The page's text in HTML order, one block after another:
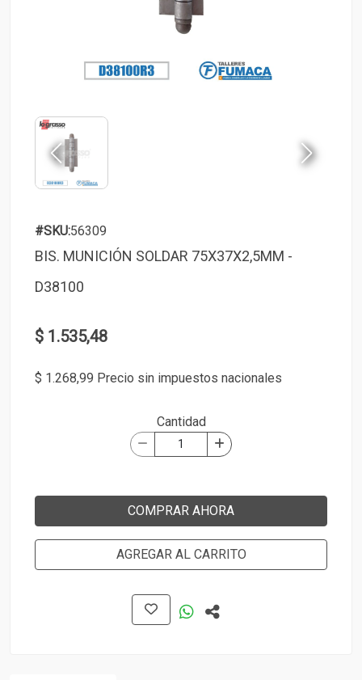
#SKU:56309
BIS. MUNICIÓN SOLDAR 75X37X2,5MM -
D38100
$ 1.535,48
$ 1.268,99 Precio sin impuestos nacionales
Cantidad
COMPRAR AHORA
AGREGAR AL CARRITO